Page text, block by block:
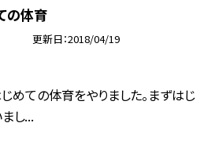
の体育
更新日 2018/04/19
めての体育をやりました。まずはじ
し...